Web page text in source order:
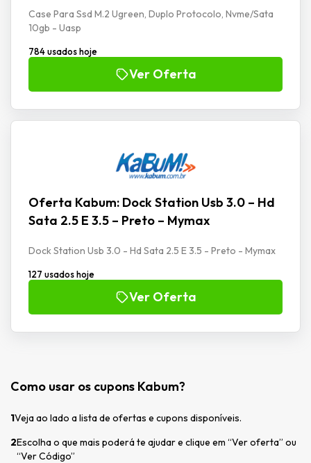
Case Para Ssd M.2 Ugreen, Duplo Protocolo, Nvme/Sata
10gb - Uasp
784 usados hoje
Ver Oferta
Oferta Kabum: Dock Station Usb 3.0 – Hd
Sata 2.5 E 3.5 – Preto – Mymax
Dock Station Usb 3.0 - Hd Sata 2.5 E 3.5 - Preto - Mymax
127 usados hoje
Ver Oferta
Como usar os cupons Kabum?
1Veja ao lado a lista de ofertas e cupons disponíveis.
2Escolha o que mais poderá te ajudar e clique em “Ver oferta” ou
“Ver Código”